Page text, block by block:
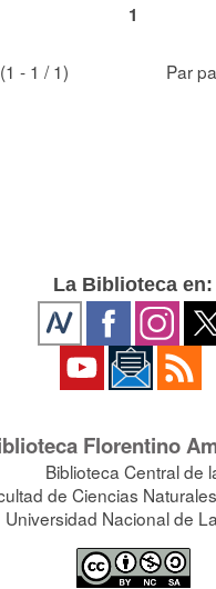
1
(1 - 1 / 1) Par
La Biblioteca en:
Florentino
Biblioteca Central de
de Ciencias
Universidad Nacional de